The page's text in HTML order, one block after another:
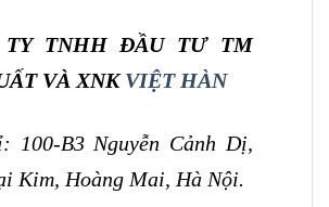
TY TNHH ĐẦU TƯ TM
VÀ XNKVIỆT HÀN
100-B3 Nguyễn Cảnh Dị,
Kim, Hoàng Mai, Hà Nội.